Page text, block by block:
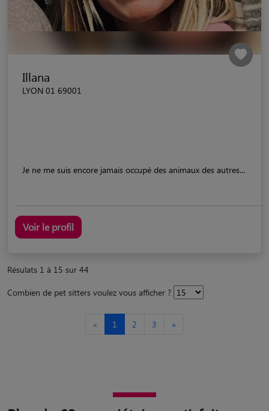
Illana
LYON 01 69001
Je ne me suis encore jamais occupé des animaux des autres...
Voir le profil
Résulats 1 à 15 sur 44
Combien de pet sitters voulez vous afficher ?
« 1 2 3 »